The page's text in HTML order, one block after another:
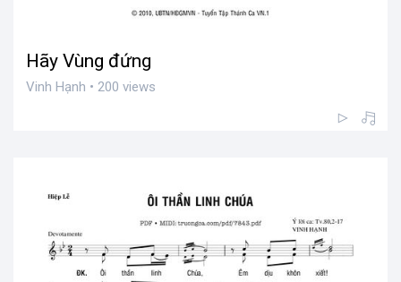
Hãy Vùng đứng
Vinh Hạnh • 200 views